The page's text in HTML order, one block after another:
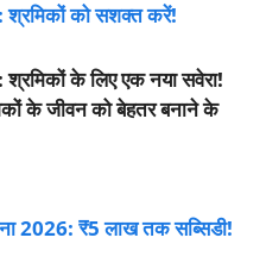
श्रमिकों को सशक्त करें!
श्रमिकों के लिए एक नया सवेरा!
के जीवन को बेहतर बनाने के
2026: ₹5 लाख तक सब्सिडी!